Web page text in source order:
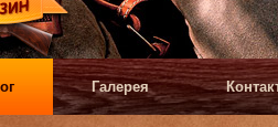
Галерея